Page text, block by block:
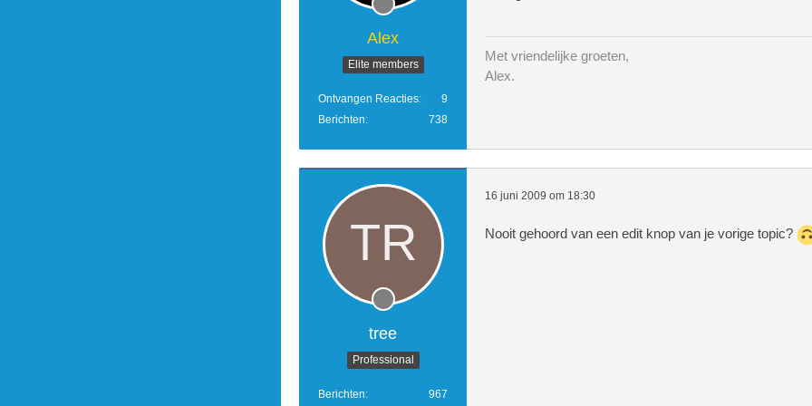
Alex
Elite members
Ontvangen Reacties
9
Berichten
738
Met vriendelijke groeten,
Alex.
tree
Professional
Berichten 967
16 juni 2009 om 18:30
Nooit gehoord van een edit knop van je vorige topic?